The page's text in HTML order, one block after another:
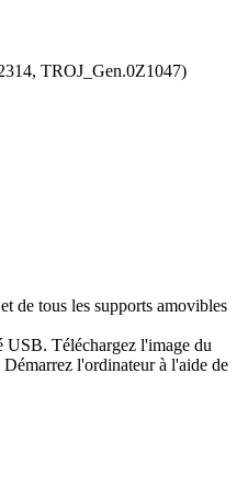
TROJ_Gen.0Z1047)
de tous les supports amovibles
USB. Téléchargez l'image du
l'ordinateur à l'aide de